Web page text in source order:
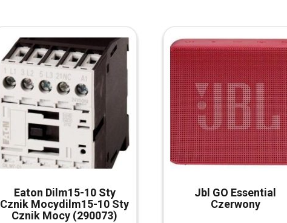
Eaton Dilm15-10 Sty
Cznik Mocydilm15-10 Sty
Cznik Mocy (290073)
Jbl GO Essential
Czerwony